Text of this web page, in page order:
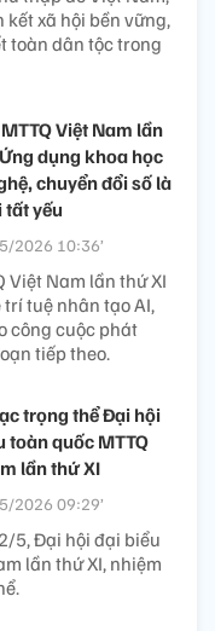
xã hội bền vững,
toàn dân tộc trong
Việt Nam lần
dụng khoa học
chuyển đổi số là
tất yếu
2026 10:36’
Việt Nam lần thứ XI
tuệ nhân tạo AI,
công cuộc phát
tiếp theo.
trọng thể Đại hội
toàn quốc MTTQ
lần thứ XI
2026 09:29’
5, Đại hội đại biểu
lần thứ XI, nhiệm